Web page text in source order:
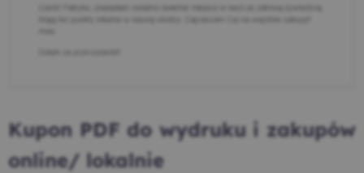
Kupon PDF do wydruku i zakupów
online/ lokalnie